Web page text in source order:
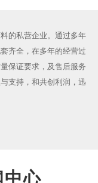
的私营企业。通过多年
齐全，在多年的经营过
保证要求，及售后服务
支持，和共创利润，迅
中心